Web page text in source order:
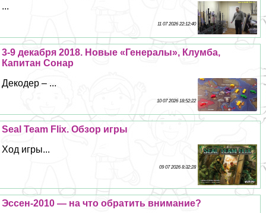
...
11 07 2026 22:12:40
3-9 декабря 2018. Новые «Генералы», Клумба,
Капитан Сонар
Декодер – ...
10 07 2026 18:52:22
Seal Team Flix. Обзор игры
Ход игры...
09 07 2026 8:32:28
Эссен-2010 — на что обратить внимание?